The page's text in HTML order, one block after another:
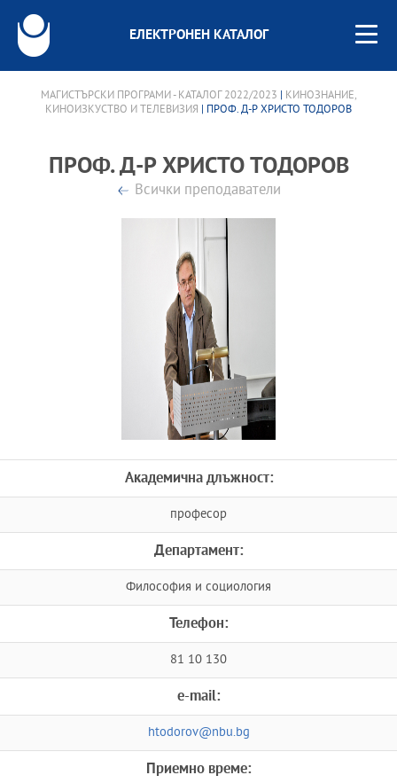
ЕЛЕКТРОНЕН КАТАЛОГ
МАГИСТЪРСКИ ПРОГРАМИ - КАТАЛОГ 2022/2023
КИНОЗНАНИЕ,
КИНОИЗКУСТВО И ТЕЛЕВИЗИЯ | ПРОФ. Д-Р ХРИСТО ТОДОРОВ
ПРОФ. Д-Р ХРИСТО ТОДОРОВ
Всички преподаватели
Академична длъжност:
професор
Департамент:
Философия и социология
Телефон:
81 10 130
e-mail:
htodorov@nbu.bg
Приемно време: